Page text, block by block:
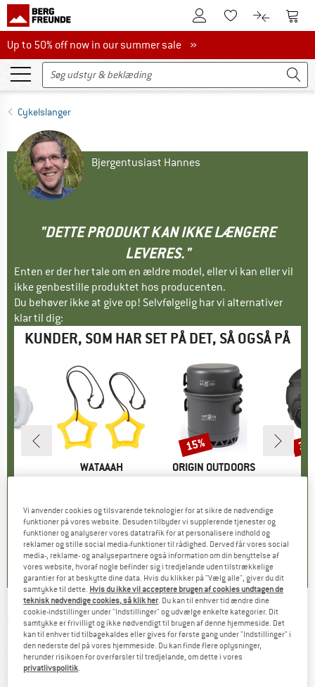
Til kundekontoenTil huskesedlen.
Til Til
Up to 50% off now in our summer sale
Up to 50% off now in our summer sale »
Cykelslanger
Bjergentusiast Hannes
"DETTE PRODUKT KAN IKKE LÆNGERE
LEVERES."
Enten er der her tale om en ældre model, eller vi kan eller vil
ikke genbestille produktet hos producenten.
Du behøver ikke at give op! Selvfølgelig har vi alternativer
klar til dig:
KUNDER, SOM HAR SET PÅ DET, SÅ OGSÅ PÅ
Adapter
)
MÆRKE
WATAAAH
Pris
80,70 €
0,0(0)
MÆRKE
ORIGIN OUTDOORS
Pris
39,95 €Nedsat pris
33,96 €
0,0(0)
Rabat
15%
CONTINENTAL - Schlauch MTB 27,5'' (AV40) -
Cykelslange
(0)
Vi anvender cookies og tilsvarende teknologier for at sikre de nødvendige
funktioner på vores website. Desuden tilbyder vi supplerende tjenester og
funktioner og analyserer vores datatrafik for at personalisere indhold og
reklamer og stille social media-funktioner til rådighed. Derved får vores social
media-, reklame- og analysepartnere også information om din benyttelse af
vores website, hvoraf nogle befinder sig i tredjelande uden tilstrækkelige
garantier for at beskytte dine data. Hvis du klikker på "Vælg alle", giver du dit
samtykke til dette. Hvis du ikke vil acceptere brugen af cookies undtagen de
teknisk nødvendige cookies, så klik her. Du kan til enhver tid ændre dine
cookie-indstillinger under "Indstillinger" og udvælge enkelte kategorier. Dit
samtykke er frivilligt og ikke nødvendigt til brugen af denne hjemmeside. Det
kan til enhver tid tilbagekaldes eller gives for første gang under "Indstillinger" i
den nederste del på vores hjemmeside. Du kan finde flere oplysninger,
herunder risikoen for overførsler til tredjelande, om dette i vores
privatlivspolitik.